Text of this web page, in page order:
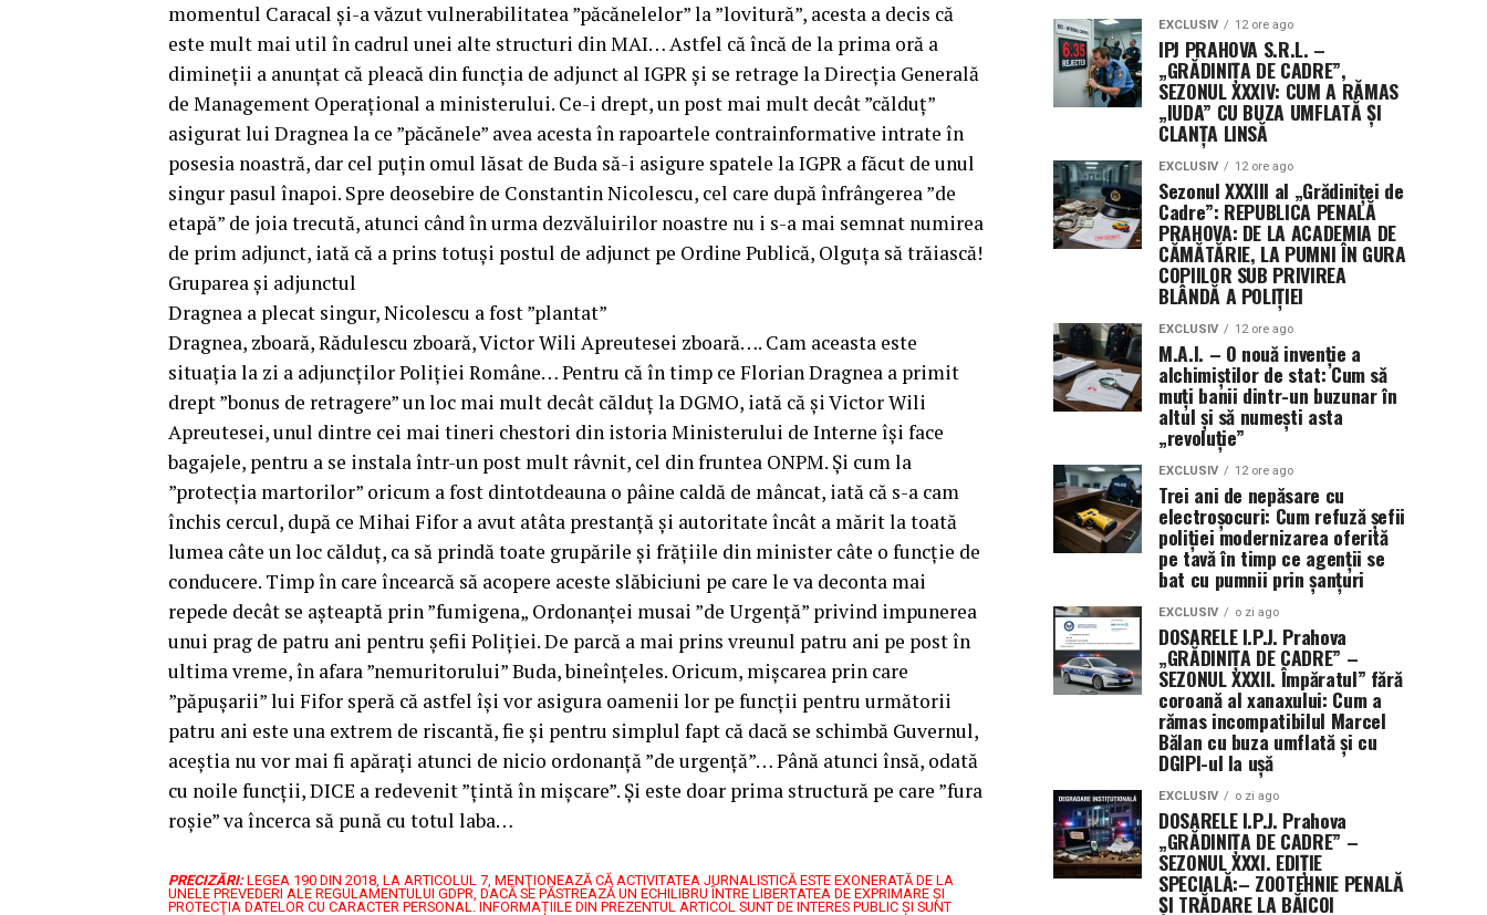
momentul Caracal și-a văzut vulnerabilitatea ”păcănelelor” la ”lovitură”, acesta a decis că
este mult mai util în cadrul unei alte structuri din MAI… Astfel că încă de la prima oră a
dimineții a anunțat că pleacă din funcția de adjunct al IGPR și se retrage la Direcția Generală
de Management Operațional a ministerului. Ce-i drept, un post mai mult decât ”călduț”
asigurat lui Dragnea la ce ”păcănele” avea acesta în rapoartele contrainformative intrate în
posesia noastră, dar cel puțin omul lăsat de Buda să-i asigure spatele la IGPR a făcut de unul
singur pasul înapoi. Spre deosebire de Constantin Nicolescu, cel care după înfrângerea ”de
etapă” de joia trecută, atunci când în urma dezvăluirilor noastre nu i s-a mai semnat numirea
de prim adjunct, iată că a prins totuși postul de adjunct pe Ordine Publică, Olguța să trăiască!
Gruparea și adjunctul
Dragnea a plecat singur, Nicolescu a fost ”plantat”
Dragnea, zboară, Rădulescu zboară, Victor Wili Apreutesei zboară…. Cam aceasta este
situația la zi a adjuncților Poliției Române… Pentru că în timp ce Florian Dragnea a primit
drept ”bonus de retragere” un loc mai mult decât călduț la DGMO, iată că și Victor Wili
Apreutesei, unul dintre cei mai tineri chestori din istoria Ministerului de Interne își face
bagajele, pentru a se instala într-un post mult râvnit, cel din fruntea ONPM. Și cum la
”protecția martorilor” oricum a fost dintotdeauna o pâine caldă de mâncat, iată că s-a cam
închis cercul, după ce Mihai Fifor a avut atâta prestanță și autoritate încât a mărit la toată
lumea câte un loc călduț, ca să prindă toate grupările și frățiile din minister câte o funcție de
conducere. Timp în care încearcă să acopere aceste slăbiciuni pe care le va deconta mai
repede decât se așteaptă prin ”fumigena„ Ordonanței musai ”de Urgență” privind impunerea
unui prag de patru ani pentru șefii Poliției. De parcă a mai prins vreunul patru ani pe post în
ultima vreme, în afara ”nemuritorului” Buda, bineînțeles. Oricum, mișcarea prin care
”păpușarii” lui Fifor speră că astfel își vor asigura oamenii lor pe funcții pentru următorii
patru ani este una extrem de riscantă, fie și pentru simplul fapt că dacă se schimbă Guvernul,
aceștia nu vor mai fi apărați atunci de nicio ordonanță ”de urgență”… Până atunci însă, odată
cu noile funcții, DICE a redevenit ”țintă în mișcare”. Și este doar prima structură pe care ”fura
roșie” va încerca să pună cu totul laba…
PRECIZĂRI: LEGEA 190 DIN 2018, LA ARTICOLUL 7, MENŢIONEAZĂ CĂ ACTIVITATEA JURNALISTICĂ ESTE EXONERATĂ DE LA
UNELE PREVEDERI ALE REGULAMENTULUI GDPR, DACĂ SE PĂSTREAZĂ UN ECHILIBRU ÎNTRE LIBERTATEA DE EXPRIMARE ŞI
PROTECŢIA DATELOR CU CARACTER PERSONAL. INFORMAȚIILE DIN PREZENTUL ARTICOL SUNT DE INTERES PUBLIC ȘI SUNT
EXCLUSIV 12 ore ago
IPJ PRAHOVA S.R.L. –
„GRĂDINIȚA DE CADRE”,
SEZONUL XXXIV: CUM A RĂMAS
„IUDA” CU BUZA UMFLATĂ ȘI
CLANȚA LINSĂ
EXCLUSIV 12 ore ago
Sezonul XXXIII al „Grădiniței de
Cadre”: REPUBLICA PENALĂ
PRAHOVA: DE LA ACADEMIA DE
CĂMĂTĂRIE, LA PUMNI ÎN GURA
COPIILOR SUB PRIVIREA
BLÂNDĂ A POLIȚIEI
EXCLUSIV 12 ore ago
M.A.I. – O nouă invenție a
alchimiștilor de stat: Cum să
muți banii dintr-un buzunar în
altul și să numești asta
„revoluție”
EXCLUSIV 12 ore ago
Trei ani de nepăsare cu
electroșocuri: Cum refuză șefii
poliției modernizarea oferită
pe tavă în timp ce agenții se
bat cu pumnii prin șanțuri
EXCLUSIV o zi ago
DOSARELE I.P.J. Prahova
„GRĂDINIȚA DE CADRE” –
SEZONUL XXXII. Împăratul” fără
coroană al xanaxului: Cum a
rămas incompatibilul Marcel
Bălan cu buza umflată și cu
DGIPI-ul la ușă
EXCLUSIV o zi ago
DOSARELE I.P.J. Prahova
„GRĂDINIȚA DE CADRE” –
SEZONUL XXXI. EDIȚIE
SPECIALĂ:– ZOOTEHNIE PENALĂ
ȘI TRĂDARE LA BĂICOI